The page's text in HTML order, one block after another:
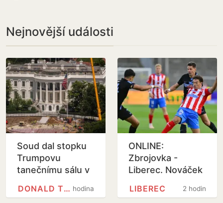
Nejnovější události
Soud dal stopku
Trumpovu
tanečnímu sálu v
hodina
DONALD TRUMP
ONLINE:
Zbrojovka -
Liberec. Nováček
je poprvé v akci2 hodiny
LIBEREC